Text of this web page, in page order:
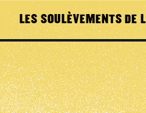
LES SOULÈVEMENTS DE